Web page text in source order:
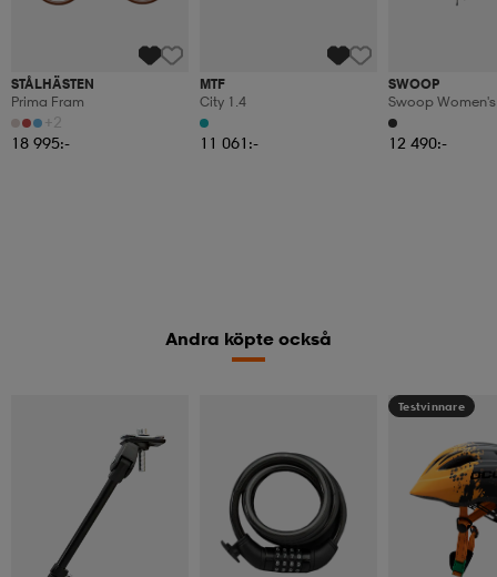
STÅLHÄSTEN
Prima Fram
+2
18 995:-
MTF
City 1.4
11 061:-
SWOOP
Swoop
Assisted Bike, E-
Edition, 28",
12 490:-
Andra köpte också
Testvinnare